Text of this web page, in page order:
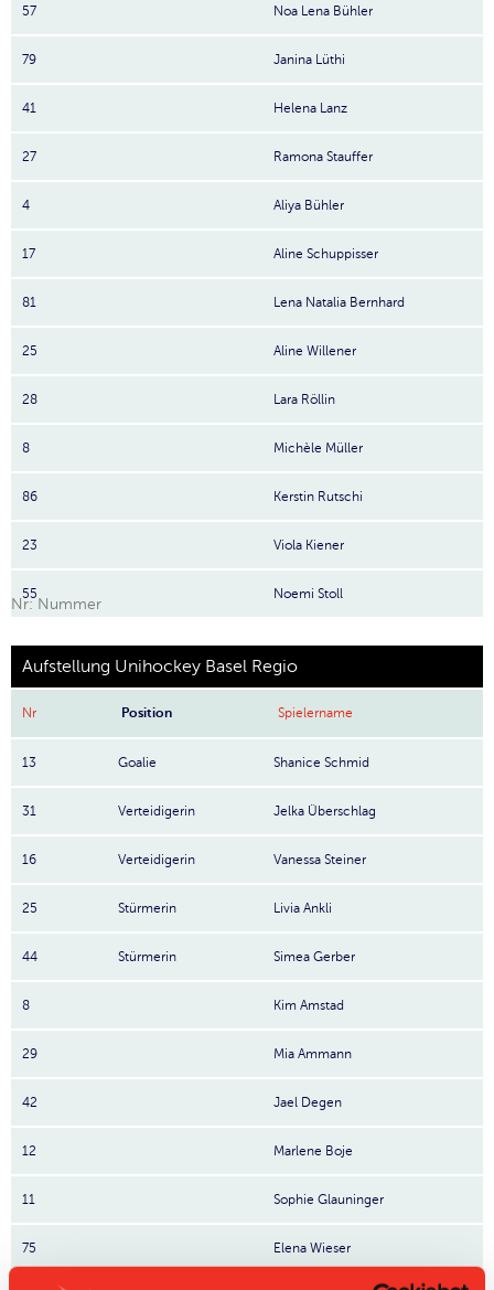
57 Noa Lena Bühler
79 Janina Lüthi
41 Helena Lanz
27 Ramona Stauffer
4 Aliya Bühler
17 Aline Schuppisser
81 Lena Natalia Bernhard
25 Aline Willener
28 Lara Röllin
8 Michèle Müller
86 Kerstin Rutschi
23 Viola Kiener
55 Noemi Stoll
Nr: Nummer
Aufstellung Unihockey Basel Regio
Nr Position Spielername
13 Goalie Shanice Schmid
31 Verteidigerin Jelka Überschlag
16 Verteidigerin Vanessa Steiner
25 Stürmerin Livia Ankli
44 Stürmerin Simea Gerber
8 Kim Amstad
29 Mia Ammann
42 Jael Degen
12 Marlene Boje
11 Sophie Glauninger
75 Elena Wieser